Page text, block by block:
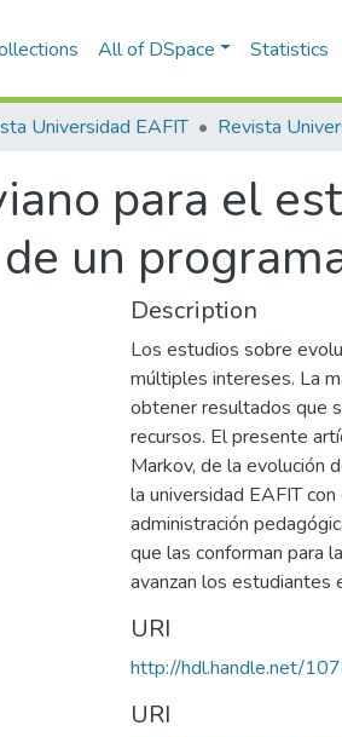
All of DSpace Statistics
Universidad EAFIT
para el
un
Description
Los estudios sobre
múltiples intereses. La
obtener resultados que
recursos. El presente
Markov, de la evolución
la universidad EAFIT
administración
que las conforman para
avanzan los estudiantes
URI
http://hdl.handle.net/
URI